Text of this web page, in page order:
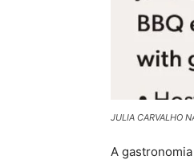
JULIA CARVALHO
A